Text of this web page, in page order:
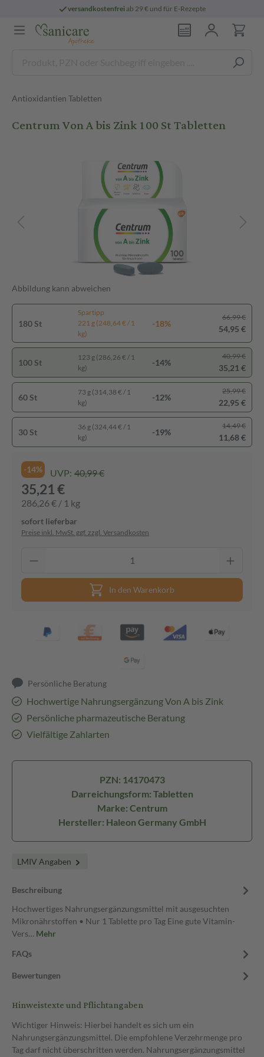
versandkostenfreiab 29 € und für E-Rezepte
Antioxidantien Tabletten
Centrum Von A bis Zink 100 St Tabletten
Abbildung kann abweichen
180 St
Spartipp
221 g (248,64 € / 1
kg)
-18%
66,99 €
54,95 €
100 St
123 g (286,26 € / 1
kg)
-14%
40,99 €
35,21 €
60 St
73 g (314,38 € / 1
kg)
-12%
25,99 €
22,95 €
30 St
36 g (324,44 € / 1
kg)
-19%
14,49 €
11,68 €
-14% UVP: 40,99 €
35,21 €
286,26 € / 1 kg
sofort lieferbar
Preise inkl. MwSt. ggf. zzgl. Versandkosten
In den Warenkorb
Persönliche Beratung
Hochwertige Nahrungsergänzung Von A bis Zink
Persönliche pharmazeutische Beratung
Vielfältige Zahlarten
PZN: 14170473
Darreichungsform: Tabletten
Marke: Centrum
Hersteller: Haleon Germany GmbH
LMIV Angaben
Beschreibung
Hochwertiges Nahrungsergänzungsmittel mit ausgesuchten
Mikronährstoffen • Nur 1 Tablette pro Tag Eine gute Vitamin-
Vers… Mehr
FAQs
Bewertungen
Hinweistexte und Pflichtangaben
Wichtiger Hinweis: Hierbei handelt es sich um ein
Nahrungsergänzungsmittel. Die empfohlene Verzehrmenge pro
Tag darf nicht überschritten werden. Nahrungsergänzungsmittel